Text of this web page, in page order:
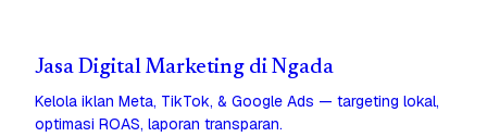
Jasa Digital Marketing di Ngada
Kelola iklan Meta, TikTok, & Google Ads — targeting lokal,
optimasi ROAS, laporan transparan.